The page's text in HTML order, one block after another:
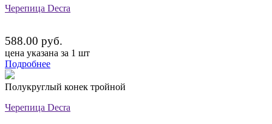
Черепица Decra
588.00 руб.
цена указана за 1 шт
Подробнее
Полукруглый конек тройной
Черепица Decra